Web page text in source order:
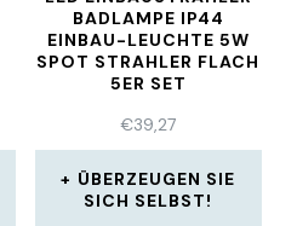
BADLAMPE IP44
EINBAU-LEUCHTE 5W
SPOT STRAHLER FLACH
5ER SET
€39,27
ÜBERZEUGEN SIE
SICH SELBST!